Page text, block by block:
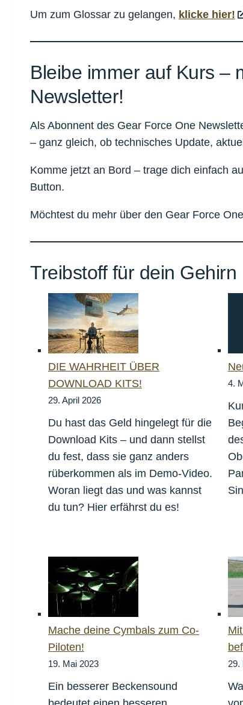
Um zum Glossar zu gelangen, klicke hier!
Bleibe immer auf Kurs –
Newsletter!
Als Abonnent des Gear Force One
– ganz gleich, ob technisches Update,
Komme jetzt an Bord – trage dich einfach
Button.
Möchtest du mehr über den Gear Force
Treibstoff für dein Gehirn
DIE WAHRHEIT ÜBER
DOWNLOAD KITS!
29. April 2026
Du hast das Geld hingelegt für die
Download Kits – und dann stellst
du fest, dass sie ganz anders
rüberkommen als im Demo-Video.
Woran liegt das und was kannst
du tun? Hier erfährst du es!
4.
Mache deine Cymbals zum Co-
Piloten!
19. Mai 2023
Ein besserer Beckensound
29.